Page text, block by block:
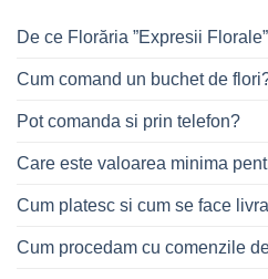
De ce Florăria ”Expresii
Cum comand un buchet de
Pot comanda si prin telefon?
Care este valoarea minima
Cum platesc si cum se face
Cum procedam cu comenzile